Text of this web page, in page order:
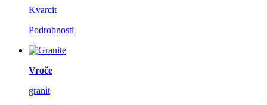
Kvarcit
Podrobnosti
Vroče
granit